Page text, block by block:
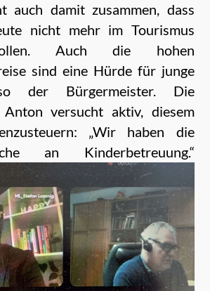
auch damit zusammen, dass
nicht mehr im Tourismus
Auch die hohen
sind eine Hürde für junge
so der Bürgermeister. Die
Anton versucht aktiv, diesem
„Wir haben die
an Kinderbetreuung.“